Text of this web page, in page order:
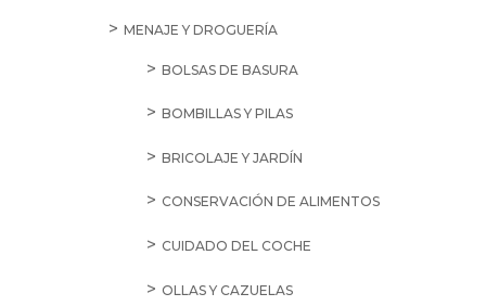
MENAJE Y DROGUERÍA
BOLSAS DE BASURA
BOMBILLAS Y PILAS
BRICOLAJE Y JARDÍN
CONSERVACIÓN DE ALIMENTOS
CUIDADO DEL COCHE
OLLAS Y CAZUELAS